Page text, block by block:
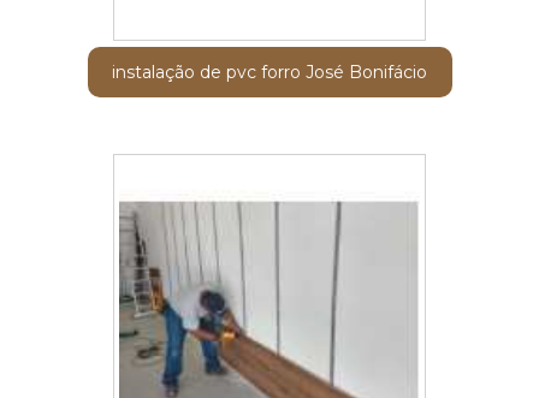
instalação de pvc forro José Bonifácio